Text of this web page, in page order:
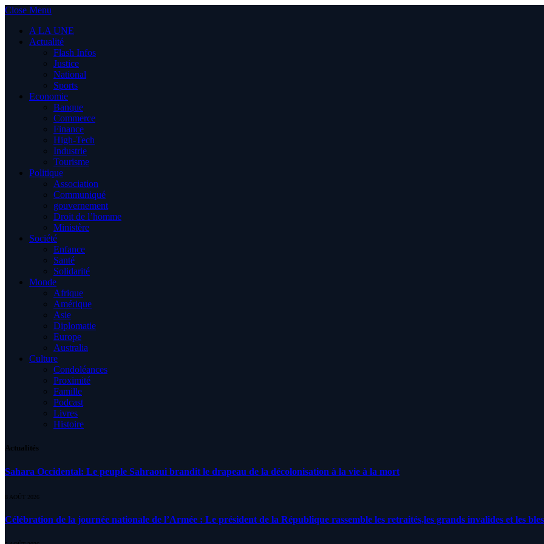
Close Menu
A LA UNE
Actualité
Flash Infos
Justice
National
Sports
Economie
Banque
Commerce
Finance
High-Tech
Industrie
Tourisme
Politique
Association
Communiqué
gouvernement
Droit de l’homme
Ministère
Société
Enfance
Santé
Solidarité
Monde
Afrique
Amérique
Asie
Diplomatie
Europe
Australia
Culture
Condoléances
Proximité
Famille
Podcast
Livres
Histoire
Actualités
Sahara Occidental: Le peuple Sahraoui brandit le drapeau de la décolonisation à la vie à la mort
8 AOÛT 2026
Célébration de la journée nationale de l’Armée : Le président de la République rassemble les retraités,les grands invalides et les